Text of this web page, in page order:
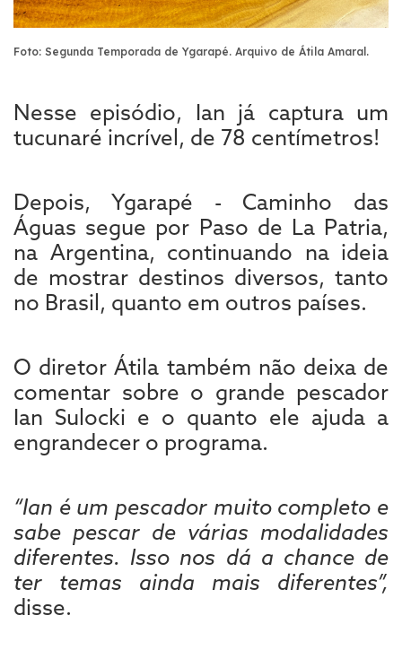
Foto: Segunda Temporada de Ygarapé. Arquivo de Átila Amaral.
Nesse episódio, Ian já captura um
tucunaré incrível, de 78 centímetros!
Depois, Ygarapé - Caminho das
Águas segue por Paso de La Patria,
na Argentina, continuando na ideia
de mostrar destinos diversos, tanto
no Brasil, quanto em outros países.
O diretor Átila também não deixa de
comentar sobre o grande pescador
Ian Sulocki e o quanto ele ajuda a
engrandecer o programa.
“Ian é um pescador muito completo e
sabe pescar de várias modalidades
diferentes. Isso nos dá a chance de
ter temas ainda mais diferentes”,
disse.